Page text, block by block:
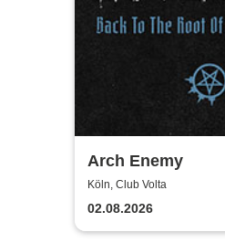
Arch Enemy
Köln, Club Volta
02.08.2026